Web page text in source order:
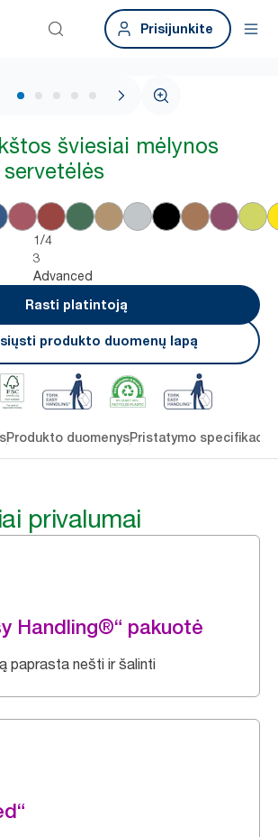
Prisijunkite
1 / 6
šviesiai mėlynos
1/4
3
Advanced
Rasti platintoją
produkto duomenų lapą
Produkto duomenysPristatymo
privalumai
Handling®“ pakuotė
paprasta nešti ir šalinti